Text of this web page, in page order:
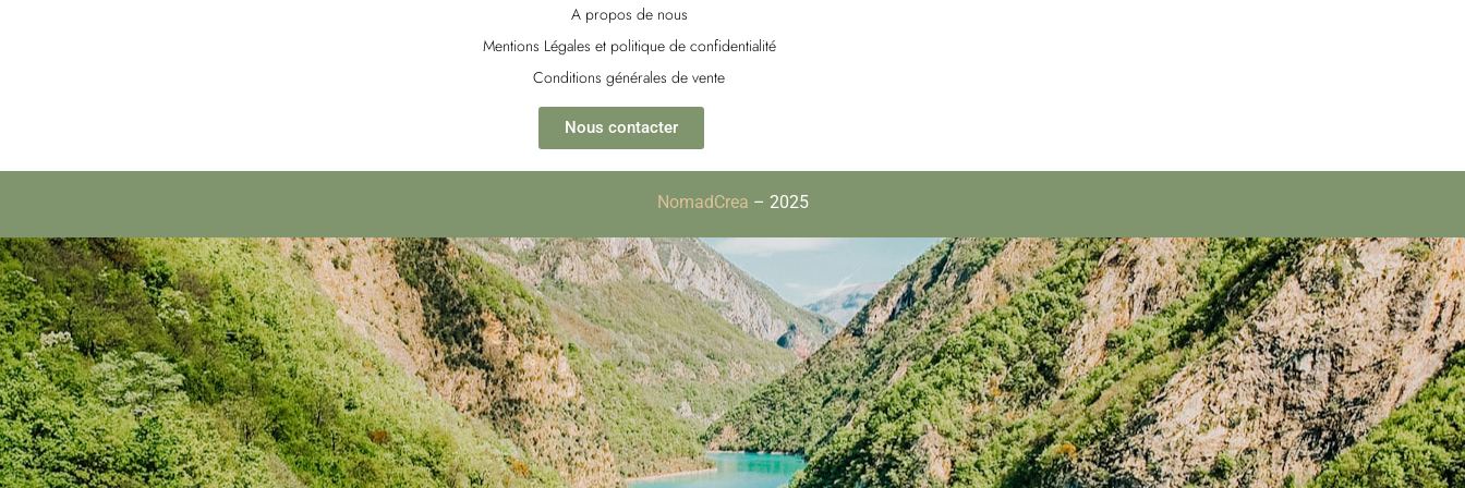
g
r
a
m
k
r
e
s
t
A propos de nous
Mentions Légales et politique de confidentialité
Conditions générales de vente
Nous contacter
NomadCrea – 2025